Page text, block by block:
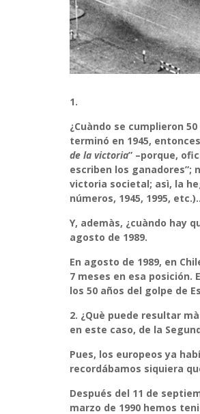
1.
¿Cuàndo se cumplieron
terminó en 1945,
de la victoria” –porque,
escriben los
victoria societal; asì, la
números, 1945, 1995, etc.)..
Y, ademàs, ¿cuàndo hay
agosto de 1989.
En agosto de 1989, en
7 meses en esa posición.
los 50 años del golpe de
2. ¿Què puede resultar
en este caso, de la
Pues, los europeos ya
recordábamos siquiera
Después del 11 de
marzo de 1990 hemos